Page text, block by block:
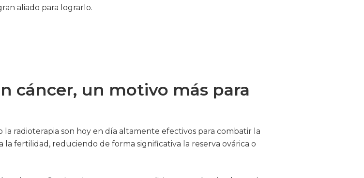
aliado para lograrlo.
cáncer, un motivo más para
radioterapia son hoy en día altamente efectivos para combatir la
fertilidad, reduciendo de forma significativa la reserva ovárica o